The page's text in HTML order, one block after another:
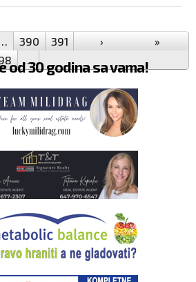
390 391
394
…
› »
od 30 godina sa vama!